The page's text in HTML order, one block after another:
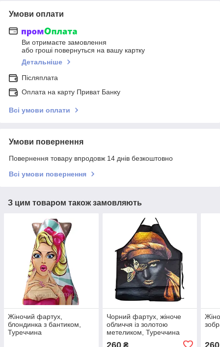
Умови оплати
Ви отримаєте замовлення
або гроші повернуться на вашу картку
Детальніше
Післяплата
Оплата на карту Приват Банку
Всі умови оплати
Умови повернення
Повернення товару впродовж 14 днів безкоштовно
Всі умови повернення
З цим товаром також замовляють
Жіночий фартух,
блондинка з бантиком,
Туреччина
Чорний фартух, жіноче
обличчя із золотою
метеликом, Туреччина
260₴ 260